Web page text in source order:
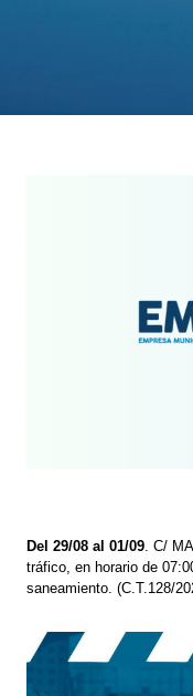
Del 29/08 al 01/09 . C/
tráfico, en horario de
saneamiento. (C.T.128/